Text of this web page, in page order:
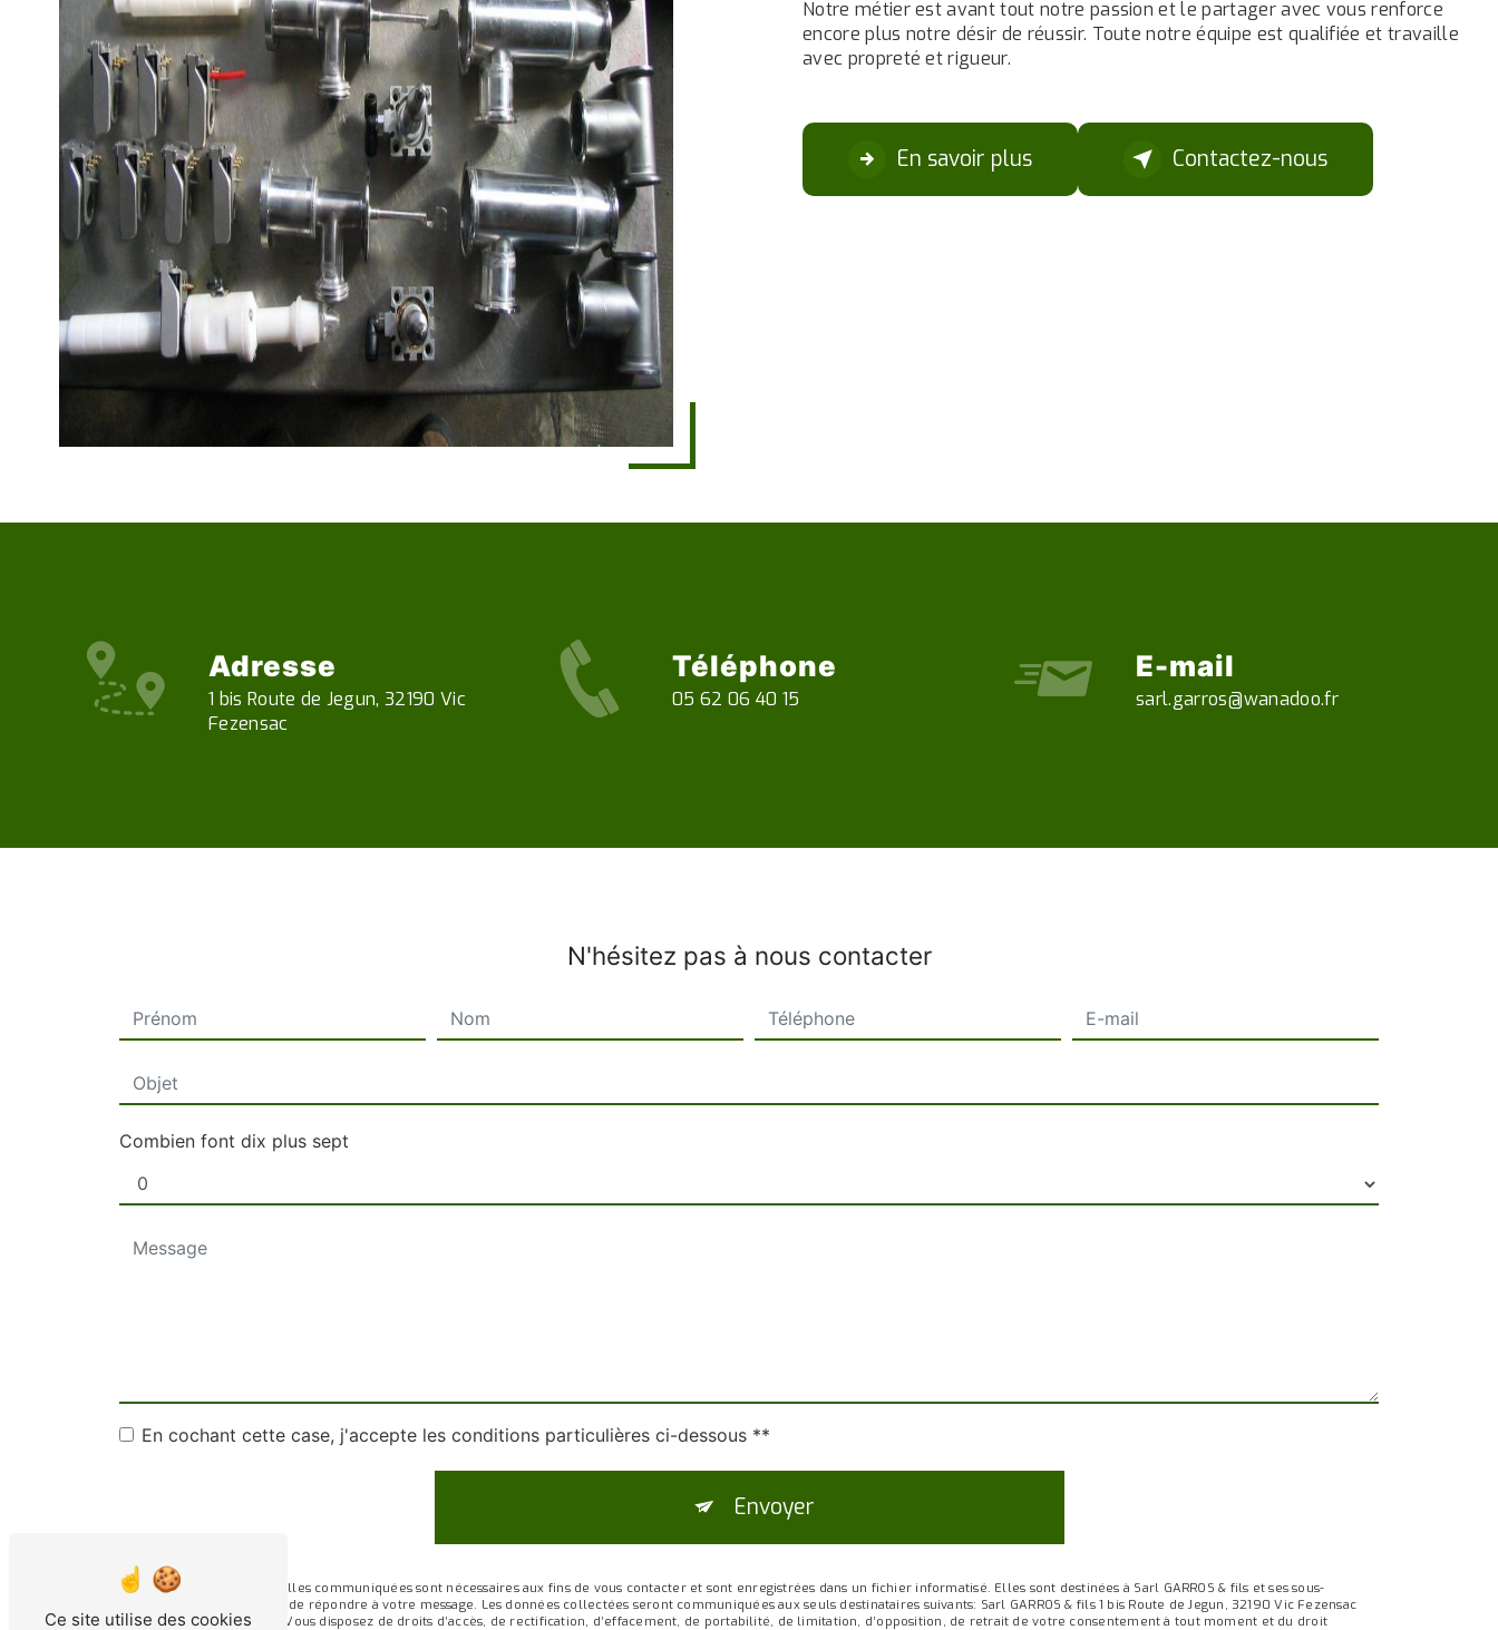
Notre métier est avant tout notre passion et le partager avec vous renforce
encore plus notre désir de réussir. Toute notre équipe est qualifiée et travaille
avec propreté et rigueur.
En savoir plus Contactez-nous
Adresse
1 bis Route de Jegun, 32190 Vic
Fezensac
Téléphone
05 62 06 40 15
E-mail
sarl.garros@wanadoo.fr
N'hésitez pas à nous contacter
Combien font dix plus sept
En cochant cette case, j'accepte les conditions particulières ci-dessous **
Envoyer
** Les données personnelles communiquées sont nécessaires aux fins de vous contacter et sont enregistrées dans un fichier informatisé. Elles sont destinées à Sarl GARROS & fils et ses sous-
traitants dans le seul but de répondre à votre message. Les données collectées seront communiquées aux seuls destinataires suivants: Sarl GARROS & fils 1 bis Route de Jegun, 32190 Vic Fezensac
sarl.garros@wanadoo.fr. Vous disposez de droits d’accès, de rectification, d’effacement, de portabilité, de limitation, d’opposition, de retrait de votre consentement à tout moment et du droit
Ce site utilise des cookies